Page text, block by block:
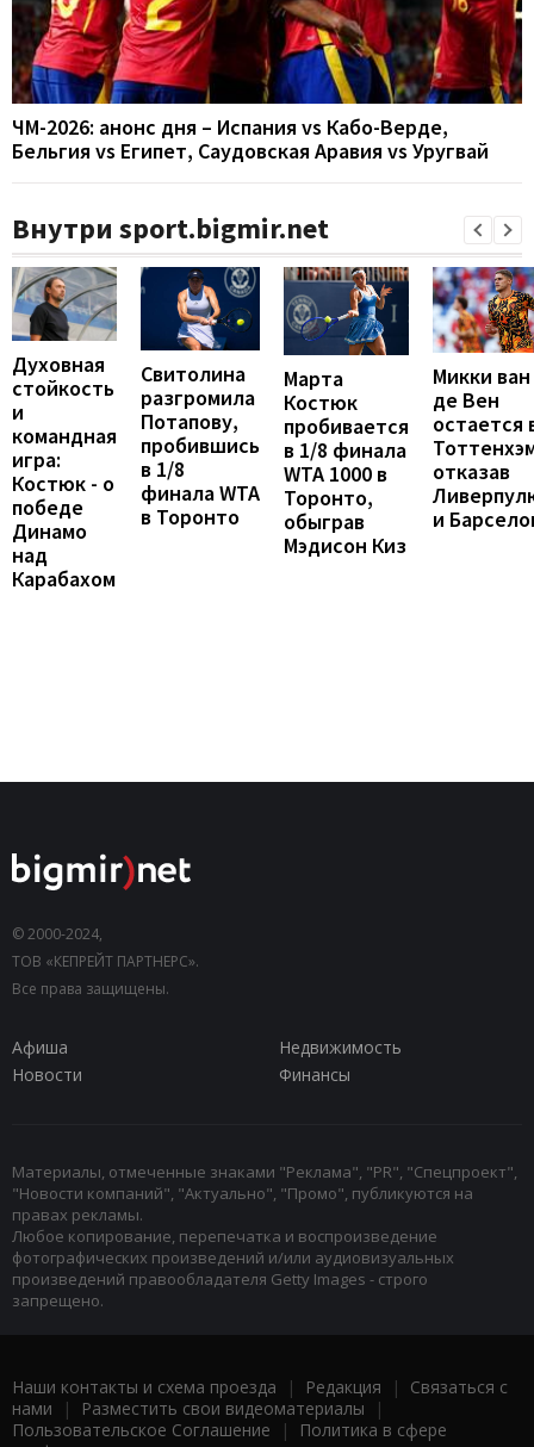
ЧМ-2026: анонс дня – Испания vs Кабо-Верде,
Бельгия vs Египет, Саудовская Аравия vs Уругвай
Внутри sport.bigmir.net
Духовная
стойкость
и
командная
игра:
Костюк - о
победе
Динамо
над
Карабахом
Свитолина
разгромила
Потапову,
пробившись
в 1/8
финала WTA
в Торонто
Марта
Костюк
пробивается
в 1/8 финала
WTA 1000 в
Торонто,
обыграв
Мэдисон Киз
Микки ван
де Вен
остается
отказав
и
© 2000-2024,
ТОВ «КЕПРЕЙТ ПАРТНЕРС».
Все права защищены.
Афиша
Недвижимость
Новости
Финансы
Материалы, отмеченные знаками "Реклама", "PR", "Спецпроект",
"Новости компаний", "Актуально", "Промо", публикуются на
правах рекламы.
Любое копирование, перепечатка и воспроизведение
фотографических произведений и/или аудиовизуальных
произведений правообладателя Getty Images - строго
запрещено.
Наши контакты и схема проезда | Редакция | Связаться с
нами | Разместить свои видеоматериалы |
Пользовательское Соглашение |
Политика в сфере